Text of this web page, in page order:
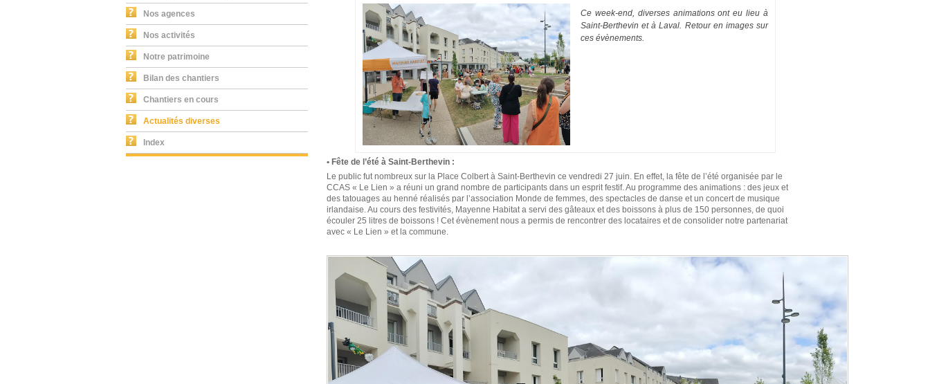
Nos agences
Nos activités
Notre patrimoine
Bilan des chantiers
Chantiers en cours
Actualités diverses
Index
Ce week-end, diverses animations ont eu lieu à
Saint-Berthevin et à Laval. Retour en images sur
ces évènements.
• Fête de l’été à Saint-Berthevin :
Le public fut nombreux sur la Place Colbert à Saint-Berthevin ce vendredi 27 juin. En effet, la fête de l’été organisée par le
CCAS « Le Lien » a réuni un grand nombre de participants dans un esprit festif. Au programme des animations : des jeux et
des tatouages au henné réalisés par l’association Monde de femmes, des spectacles de danse et un concert de musique
irlandaise. Au cours des festivités, Mayenne Habitat a servi des gâteaux et des boissons à plus de 150 personnes, de quoi
écouler 25 litres de boissons ! Cet évènement nous a permis de rencontrer des locataires et de consolider notre partenariat
avec « Le Lien » et la commune.